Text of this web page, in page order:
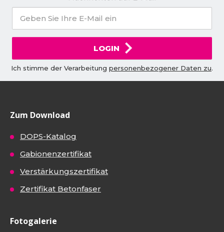
LOGIN
Ich stimme der Verarbeitung personenbezogener Daten zu.
Zum Download
DOPS-Katalog
Gabionenzertifikat
Verstärkungszertifikat
Zertifikat Betonfaser
Fotogalerie